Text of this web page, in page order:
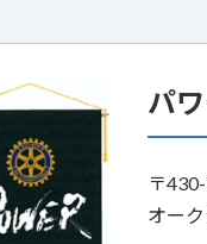
パ
〒
オー